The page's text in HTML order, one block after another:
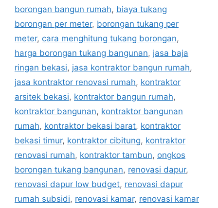
borongan bangun rumah, biaya tukang
borongan per meter, borongan tukang per
meter, cara menghitung tukang borongan,
harga borongan tukang bangunan, jasa baja
ringan bekasi, jasa kontraktor bangun rumah,
jasa kontraktor renovasi rumah, kontraktor
arsitek bekasi, kontraktor bangun rumah,
kontraktor bangunan, kontraktor bangunan
rumah, kontraktor bekasi barat, kontraktor
bekasi timur, kontraktor cibitung, kontraktor
renovasi rumah, kontraktor tambun, ongkos
borongan tukang bangunan, renovasi dapur,
renovasi dapur low budget, renovasi dapur
rumah subsidi, renovasi kamar, renovasi kamar